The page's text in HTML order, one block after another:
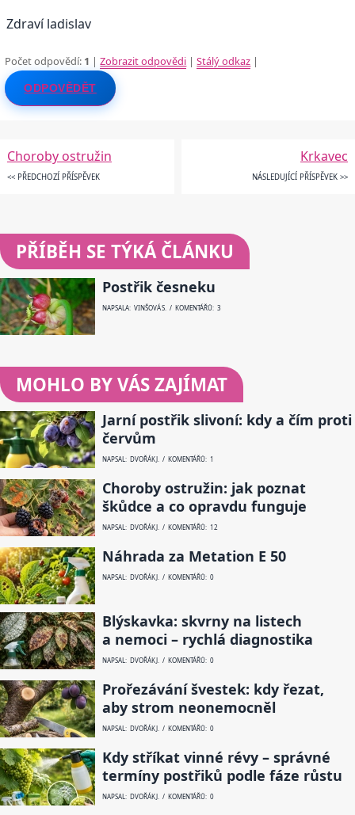
Zdraví ladislav
Počet odpovědí: 1 |Zobrazit odpovědi |Stálý odkaz |
ODPOVĚDĚT
Choroby ostružin
<< PŘEDCHOZÍ PŘÍSPĚVEK
Krkavec
NÁSLEDUJÍCÍ PŘÍSPĚVEK >>
PŘÍBĚH SE TÝKÁ ČLÁNKU
Postřik česneku
NAPSALA: VINŠOVÁ S. / KOMENTÁŘŮ: 3
MOHLO BY VÁS ZAJÍMAT
Jarní postřik slivoní: kdy a čím proti
červům
NAPSAL: DVOŘÁK J. / KOMENTÁŘŮ: 1
Choroby ostružin: jak poznat
škůdce a co opravdu funguje
NAPSAL: DVOŘÁK J. / KOMENTÁŘŮ: 12
Náhrada za Metation E 50
NAPSAL: DVOŘÁK J. / KOMENTÁŘŮ: 0
Blýskavka: skvrny na listech
a nemoci – rychlá diagnostika
NAPSAL: DVOŘÁK J. / KOMENTÁŘŮ: 0
Prořezávání švestek: kdy řezat,
aby strom neonemocněl
NAPSAL: DVOŘÁK J. / KOMENTÁŘŮ: 0
Kdy stříkat vinné révy – správné
termíny postřiků podle fáze růstu
NAPSAL: DVOŘÁK J. / KOMENTÁŘŮ: 0